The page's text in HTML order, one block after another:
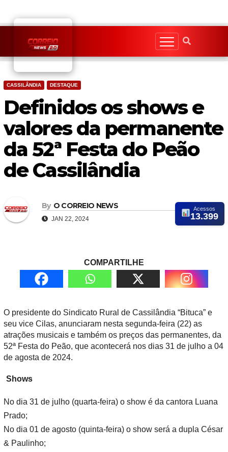
content
CASSILÂNDIA DESTAQUE
Definidos os shows e
valores da permanente
da 52ª Festa do Peão
de Cassilândia
By O CORREIO NEWS
JAN 22, 2024
Acessos
13.399
COMPARTILHE
O presidente do Sindicato Rural de Cassilândia “Bituca” e
seu vice Cilas, anunciaram nesta segunda-feira (22) as
atrações musicais e também os preços das permanentes, da
52ª Festa do Peão, que acontecerá nos dias 31 de julho a 04
de agosta de 2024.
Shows
No dia 31 de julho (quarta-feira) o show é da cantora Luana
Prado;
No dia 01 de agosto (quinta-feira) o show será a dupla César
& Paulinho;